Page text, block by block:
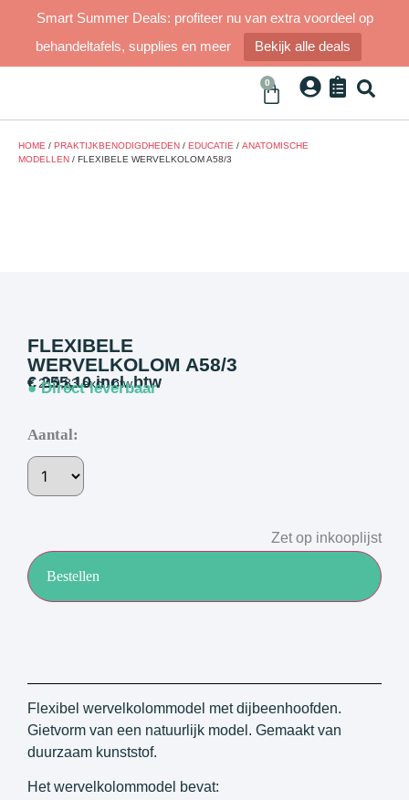
Smart Summer Deals: profiteer nu van extra voordeel op
behandeltafels, supplies en meer
Bekijk alle deals
0
HOME / PRAKTIJKBENODIGDHEDEN / EDUCATIE / ANATOMISCHE
MODELLEN / FLEXIBELE WERVELKOLOM A58/3
FLEXIBELE
WERVELKOLOM A58/3
€255,10incl. btw
€210,83excl. btw
● Direct leverbaar
Aantal:
Bestellen
Zet op inkooplijst
Flexibel wervelkolommodel met dijbeenhoofden.
Gietvorm van een natuurlijk model. Gemaakt van
duurzaam kunststof.
Het wervelkolommodel bevat: